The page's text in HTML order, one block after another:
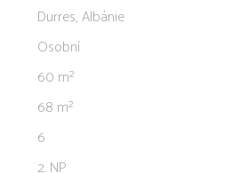
Durres, Albánie
Osobní
60 m²
68 m²
6
2. NP